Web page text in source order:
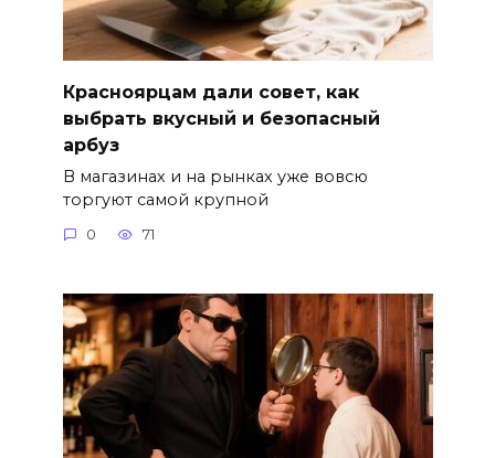
Красноярцам дали совет, как
выбрать вкусный и безопасный
арбуз
В магазинах и на рынках уже вовсю
торгуют самой крупной
0 71